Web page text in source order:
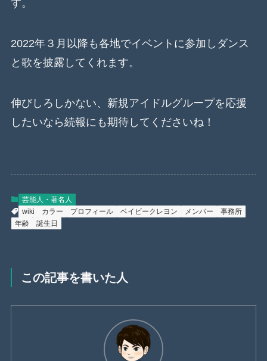
す。
2022年３月以降も各地でイベントに参加しダンス
と歌を披露してくれます。
伸びしろしかない、新規アイドルグループを応援
したいなら続報にも期待してくださいね！
芸能人・著名人
wiki
カラー プロフィール ベイビークレヨン メンバー
事務所
年齢
誕生日
この記事を書いた人